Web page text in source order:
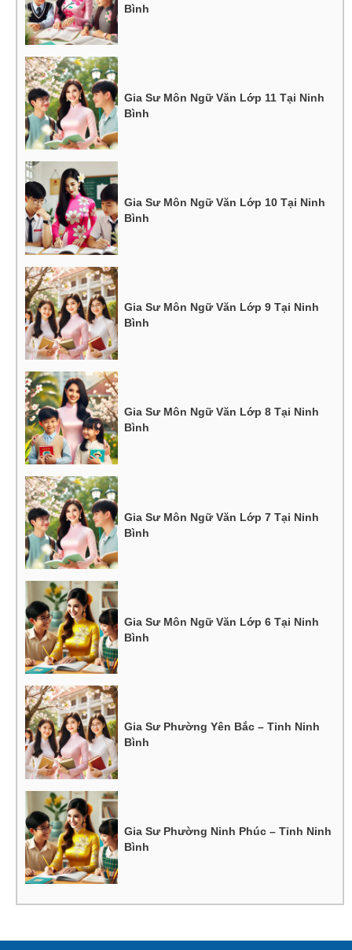
Bình
Gia Sư Môn Ngữ Văn Lớp 11 Tại Ninh
Bình
Gia Sư Môn Ngữ Văn Lớp 10 Tại Ninh
Bình
Gia Sư Môn Ngữ Văn Lớp 9 Tại Ninh
Bình
Gia Sư Môn Ngữ Văn Lớp 8 Tại Ninh
Bình
Gia Sư Môn Ngữ Văn Lớp 7 Tại Ninh
Bình
Gia Sư Môn Ngữ Văn Lớp 6 Tại Ninh
Bình
Gia Sư Phường Yên Bắc – Tỉnh Ninh
Bình
Gia Sư Phường Ninh Phúc – Tỉnh Ninh
Bình